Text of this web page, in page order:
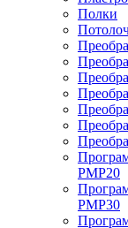
Полки
PMP20
PMP30